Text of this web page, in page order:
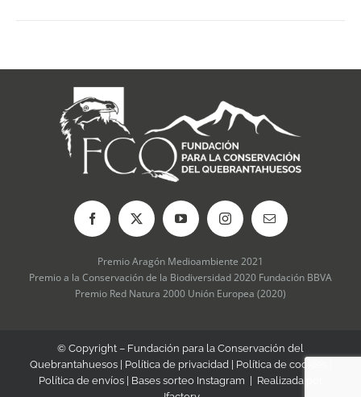
Premio Aragón Medioambiente 2021
Premio a la Conservación de la Biodiversidad 2020 Fundación BBVA
Premio Red Natura 2000 Unión Europea (2020)
© Copyright – Fundación para la Conservación del
Quebrantahuesos | Política de privacidad | Política de cookies
Política de envíos| Bases sorteo Instagram | Realizada por